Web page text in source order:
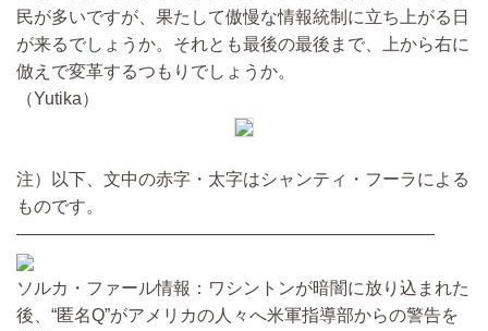
民が多いですが、果たして傲慢な情報統制に立ち上がる日
が来るでしょうか。それとも最後の最後まで、上から右に
倣えで変革するつもりでしょうか。
（Yutika）
注）以下、文中の赤字・太字はシャンティ・フーラによる
ものです。
————————————————————————
ソルカ・ファール情報：ワシントンが暗闇に放り込まれた
後、“匿名Q”がアメリカの人々へ米軍指導部からの警告を